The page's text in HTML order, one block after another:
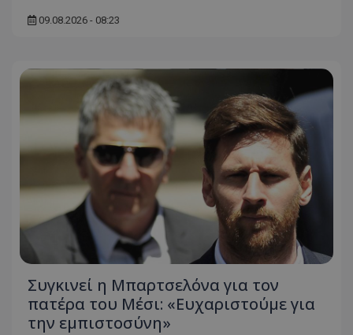
09.08.2026 - 08:23
Συγκινεί η Μπαρτσελόνα για τον
πατέρα του Μέσι: «Ευχαριστούμε για
την εμπιστοσύνη»